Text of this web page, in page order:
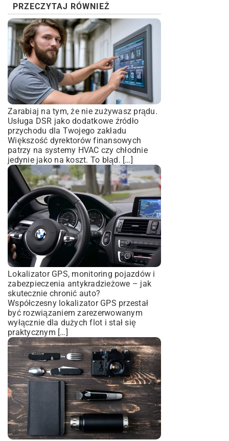
PRZECZYTAJ RÓWNIEŻ
Zarabiaj na tym, że nie zużywasz prądu.
Usługa DSR jako dodatkowe źródło
przychodu dla Twojego zakładu
Większość dyrektorów finansowych
patrzy na systemy HVAC czy chłodnie
jedynie jako na koszt. To błąd. […]
Lokalizator GPS, monitoring pojazdów i
zabezpieczenia antykradzieżowe – jak
skutecznie chronić auto?
Współczesny lokalizator GPS przestał
być rozwiązaniem zarezerwowanym
wyłącznie dla dużych flot i stał się
praktycznym […]